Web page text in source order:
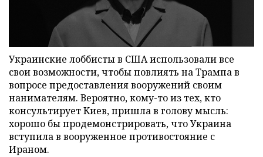
Украинские лоббисты в США использовали все
свои возможности, чтобы повлиять на Трампа в
вопросе предоставления вооружений своим
нанимателям. Вероятно, кому-то из тех, кто
консультирует Киев, пришла в голову мысль:
хорошо бы продемонстрировать, что Украина
вступила в вооруженное противостояние с
Ираном.